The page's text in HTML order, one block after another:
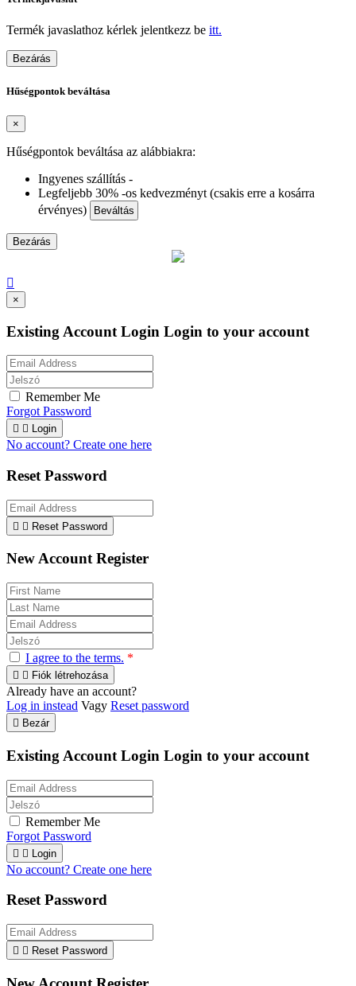
Termék javaslathoz kérlek jelentkezz be itt.
Bezárás
Hűségpontok beváltása
×
Hűségpontok beváltása az alábbiakra:
Ingyenes szállítás -
Legfeljebb 30% -os kedvezményt (csakis erre a kosárra
érvényes)
Beváltás
Bezárás

×
Existing Account Login Login to your account
Remember Me
Forgot Password
  Login
No account? Create one here
Reset Password
  Reset Password
New Account Register
I agree to the terms. *
  Fiók létrehozása
Already have an account?
Log in instead Vagy Reset password
 Bezár
Existing Account Login Login to your account
Remember Me
Forgot Password
  Login
No account? Create one here
Reset Password
  Reset Password